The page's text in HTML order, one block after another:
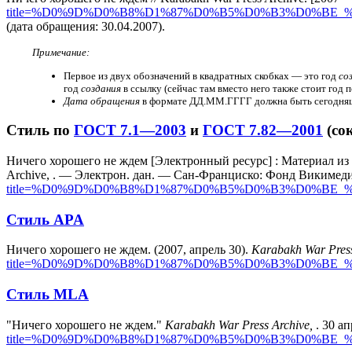
(дата обращения: 30.04.2007).
Примечание:
Первое из двух обозначений в квадратных скобках — это год
годсоздания в ссылку (сейчас там вместо него также стоит
Дата обращения в формате ДД.ММ.ГГГГ должна быть
Стиль по ГОСТ 7.1—2003 и ГОСТ 7.82—2001
Ничего хорошего не ждем [Электронный ресурс] : Материал
Archive, . — Электрон. дан. — Сан-Франциско: Фонд
Стиль APA
Ничего хорошего не ждем. (2007, апрель 30). Karabakh War
Стиль MLA
"Ничего хорошего не ждем." Karabakh War Press Archive, . 30